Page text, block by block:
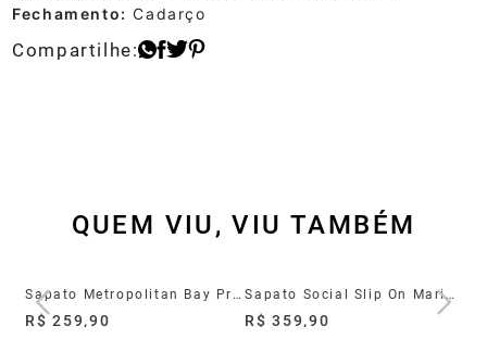
Fechamento: Cadarço
QUEM VIU, VIU TAMBÉM
Sapato Metropolitan Bay Preto
R$ 259,90
Sapato Social Slip On Marino Couro Preto
R$ 359,90